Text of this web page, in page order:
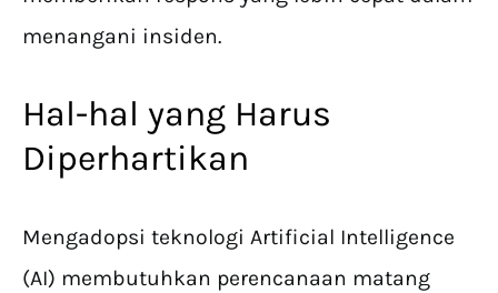
menangani insiden.
Hal-hal yang Harus
Diperhartikan
Mengadopsi teknologi Artificial Intelligence
(AI) membutuhkan perencanaan matang